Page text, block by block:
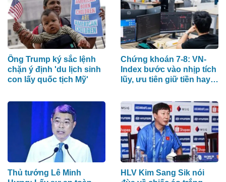
Ông Trump ký sắc lệnh
chặn ý định 'du lịch sinh
con lấy quốc tịch Mỹ'
Chứng khoán 7-8: VN-
Index bước vào nhịp tích
lũy, ưu tiên giữ tiền hay
Thủ tướng Lê Minh
HLV Kim Sang Sik nói